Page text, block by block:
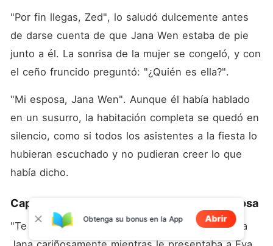
"Por fin llegas, Zed", lo saludó dulcemente antes
de darse cuenta de que Jana Wen estaba de pie
junto a él. La sonrisa de la mujer se congeló, y con
el ceño fruncido preguntó: "¿Quién es ella?".
"Mi esposa, Jana Wen". Aunque él había hablado
en un susurro, la habitación completa se quedó en
silencio, como si todos los asistentes a la fiesta lo
hubieran escuchado y no pudieran creer lo que
había dicho.
Capítulo 3 Vayamos a casa, mi querida esposa
"Te presento a Eva Xu". Zed se giró para mirar a
Obtenga su bonus en la App Abrir